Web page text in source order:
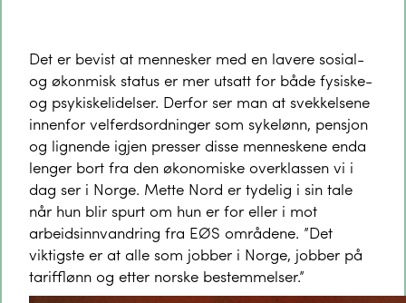
Det er bevist at mennesker med en lavere sosial-
og økonmisk status er mer utsatt for både fysiske-
og psykiskelidelser. Derfor ser man at svekkelsene
innenfor velferdsordninger som sykelønn, pensjon
og lignende igjen presser disse menneskene enda
lenger bort fra den økonomiske overklassen vi i
dag ser i Norge. Mette Nord er tydelig i sin tale
når hun blir spurt om hun er for eller i mot
arbeidsinnvandring fra EØS områdene. ”Det
viktigste er at alle som jobber i Norge, jobber på
tarifflønn og etter norske bestemmelser.”